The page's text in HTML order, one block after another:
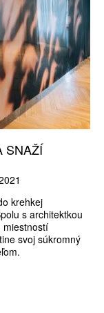
SNAŽÍ
krehkej
s architektkou
miestností
svoj súkromný